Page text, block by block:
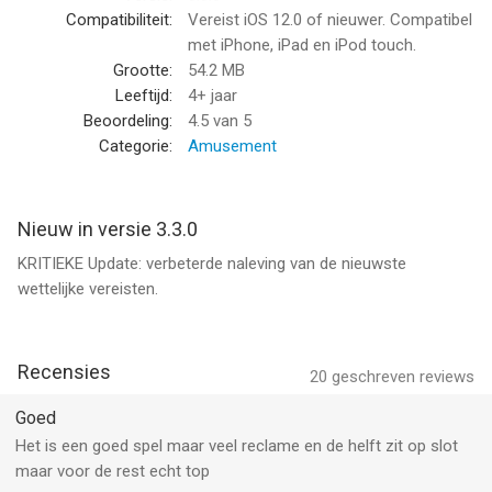
- free to play - probably the best feature :) Hundreds of pics
are waiting to be revealed - free of charge!
- the best sandbox coloring game: works great even on older
phones or tablets.
Pixelmania is a great way to relax, to develop your coloring
• Unlock all pictures, get rid of the ads and get unlimited access
• 3 days free, then $4.99/week
• Subscription automatically renews unless auto-renew is
turned off at least 24-hours before the end of the current
period
• Account will be charged for renewal within 24-hours prior to
the end of the current period, and identify the cost of the
Compatibiliteit:
Vereist iOS 12.0 of nieuwer. Compatibel
met iPhone, iPad en iPod touch.
Grootte:
54.2 MB
Leeftijd:
4+ jaar
Beoordeling:
4.5 van 5
Categorie:
Amusement
Nieuw in versie 3.3.0
KRITIEKE Update: verbeterde naleving van de nieuwste
wettelijke vereisten.
20 geschreven reviews
Recensies
Goed
Het is een goed spel maar veel reclame en de helft zit op slot
maar voor de rest echt top